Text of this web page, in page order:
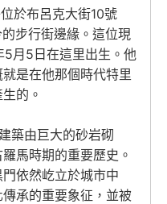
於布呂克大街10號
步行街邊緣。這位現
5月5日在這里出生。他
是在他那個時代特里
的。
築由巨大的砂岩砌
馬時期的重要歷史。
依然屹立於城市中
承的重要象征，並被